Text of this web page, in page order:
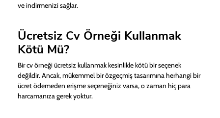
ve indirmenizi sağlar.
Ücretsiz Cv Örneği Kullanmak
Kötü Mü?
Bir cv örneği ücretsiz kullanmak kesinlikle kötü bir seçenek
değildir. Ancak, mükemmel bir özgeçmiş tasarımına herhangi bir
ücret ödemeden erişme seçeneğiniz varsa, o zaman hiç para
harcamanıza gerek yoktur.